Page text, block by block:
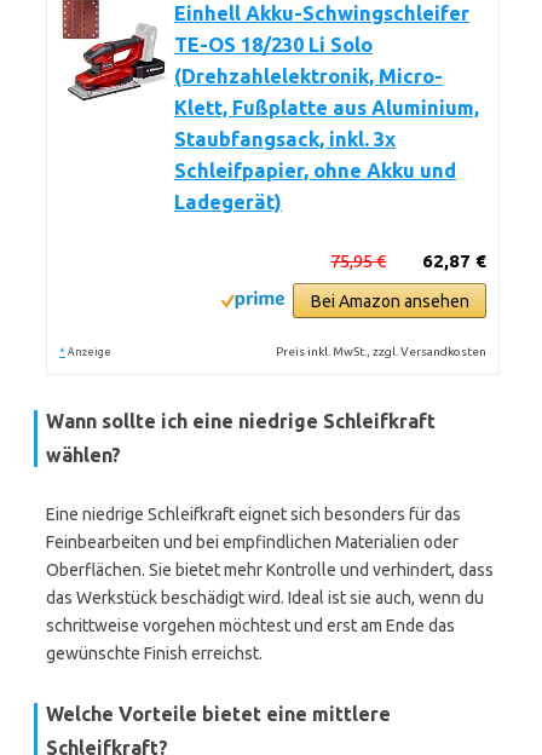
Einhell Akku-Schwingschleifer
TE-OS 18/230 Li Solo
(Drehzahlelektronik, Micro-
Klett, Fußplatte aus Aluminium,
Staubfangsack, inkl. 3x
Schleifpapier, ohne Akku und
Ladegerät)
62,87 €
75,95 €
Bei Amazon ansehen
* Anzeige Preis inkl. MwSt., zzgl. Versandkosten
Wann sollte ich eine niedrige Schleifkraft
wählen?
Eine niedrige Schleifkraft eignet sich besonders für das
Feinbearbeiten und bei empfindlichen Materialien oder
Oberflächen. Sie bietet mehr Kontrolle und verhindert, dass
das Werkstück beschädigt wird. Ideal ist sie auch, wenn du
schrittweise vorgehen möchtest und erst am Ende das
gewünschte Finish erreichst.
Welche Vorteile bietet eine mittlere
Schleifkraft?